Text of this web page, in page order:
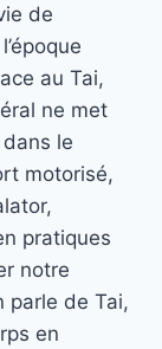
de
au Tai,
ne met
le
motorisé,
pratiques
notre
parle de Tai,
en